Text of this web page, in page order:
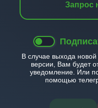
Запрос
В случае выхода
версии, Вам будет
уведомление. Или
помощью